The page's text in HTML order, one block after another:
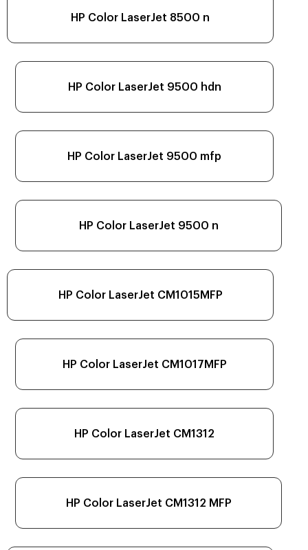
HP Color LaserJet 8500 n
HP Color LaserJet 9500 hdn
HP Color LaserJet 9500 mfp
HP Color LaserJet 9500 n
HP Color LaserJet CM1015MFP
HP Color LaserJet CM1017MFP
HP Color LaserJet CM1312
HP Color LaserJet CM1312 MFP